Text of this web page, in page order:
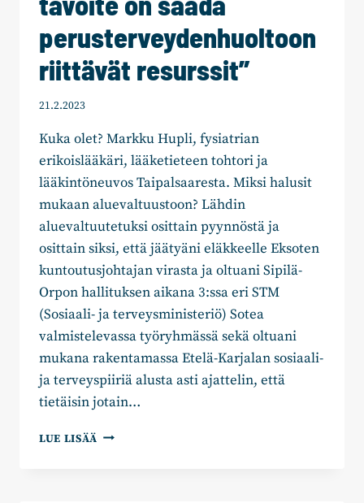
perusterveydenhuoltoon
riittävät resurssit”
21.2.2023
Kuka olet? Markku Hupli, fysiatrian
erikoislääkäri, lääketieteen tohtori ja
lääkintöneuvos Taipalsaaresta. Miksi halusit
mukaan aluevaltuustoon? Lähdin
aluevaltuutetuksi osittain pyynnöstä ja
osittain siksi, että jäätyäni eläkkeelle Eksoten
kuntoutusjohtajan virasta ja oltuani Sipilä-
Orpon hallituksen aikana 3:ssa eri STM
(Sosiaali- ja terveysministeriö) Sotea
valmistelevassa työryhmässä sekä oltuani
mukana rakentamassa Etelä-Karjalan sosiaali-
ja terveyspiiriä alusta asti ajattelin, että
tietäisin jotain…
LUE LISÄÄ MARKKU